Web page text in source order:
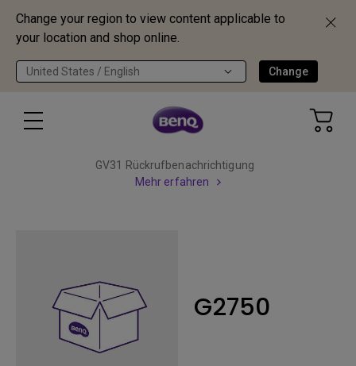
Change your region to view content applicable to
your location and shop online.
United States / English Change
GV31 Rückrufbenachrichtigung
Mehr erfahren
G2750